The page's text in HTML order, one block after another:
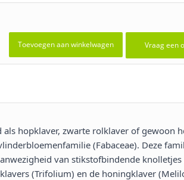
Toevoegen aan winkelwagen Vraag een
hopklaver, zwarte rolklaver of gewoon
(Fabaceae). Deze
van stikstofbindende
(Trifolium) en de honingklaver